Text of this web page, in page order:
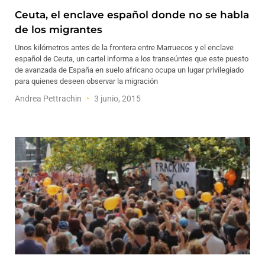
Ceuta, el enclave español donde no se habla
de los migrantes
Unos kilómetros antes de la frontera entre Marruecos y el enclave
español de Ceuta, un cartel informa a los transeúntes que este puesto
de avanzada de España en suelo africano ocupa un lugar privilegiado
para quienes deseen observar la migración
Andrea Pettrachin 3 junio, 2015